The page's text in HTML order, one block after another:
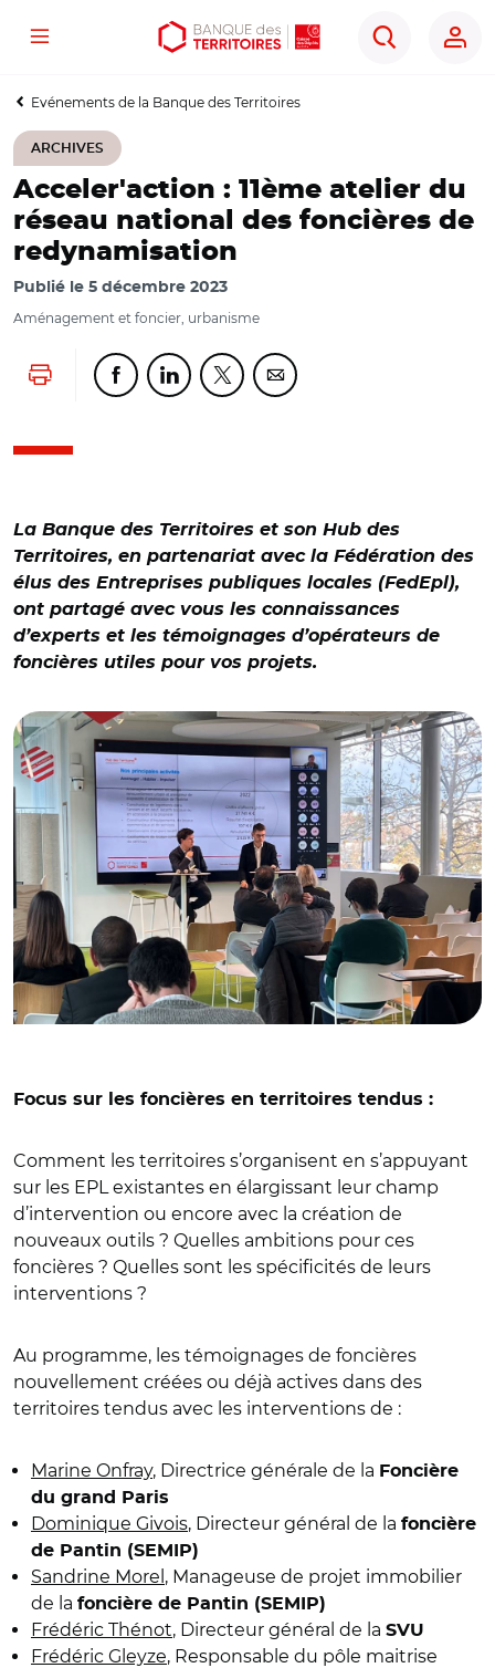
Aller
contenu
Aller
menu
Ouvrir
outils
Menu
Rechercher
Evénements de la Banque des Territoires
ARCHIVES
Acceler'action : 11ème atelier du
réseau national des foncières de
redynamisation
Publié le 5 décembre 2023
Aménagement et foncier, urbanisme
Lancer l'impressionPartager cette page sur Facebook
Partager cette page sur Linkedin
Partager cette page sur Twitter
Partager cette page sur
La Banque des Territoires et son Hub des
Territoires, en partenariat avec la Fédération des
élus des Entreprises publiques locales (FedEpl),
ont partagé avec vous les connaissances
d’experts et les témoignages d’opérateurs de
foncières utiles pour vos projets.
Focus sur les foncières en territoires tendus :
Comment les territoires s’organisent en s’appuyant
sur les EPL existantes en élargissant leur champ
d’intervention ou encore avec la création de
nouveaux outils ? Quelles ambitions pour ces
foncières ? Quelles sont les spécificités de leurs
interventions ?
Au programme, les témoignages de foncières
nouvellement créées ou déjà actives dans des
territoires tendus avec les interventions de :
Marine Onfray, Directrice générale de la Foncière
du grand Paris
Dominique Givois, Directeur général de la foncière
de Pantin (SEMIP)
Sandrine Morel , Manageuse de projet immobilier
de la foncière de Pantin (SEMIP)
Frédéric Thénot, Directeur général de la SVU
Frédéric Gleyze, Responsable du pôle maitrise